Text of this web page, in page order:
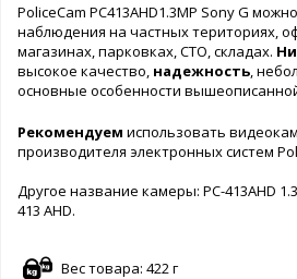
PoliceCam PC413AHD1.3MP Sony G
наблюдения на частных териториях,
магазинах, парковках, СТО, складах.
высокое качество, надежность,
основные особенности
Рекомендуем использовать
производителя электронных систем
Другое название камеры: PC-413AHD
413 AHD.
Вес товара: 422 г